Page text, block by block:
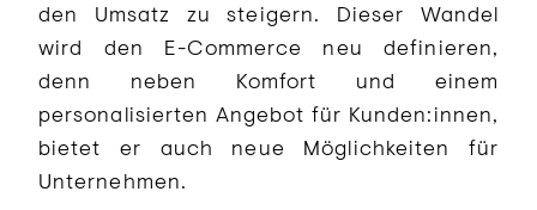
den Umsatz zu steigern. Dieser Wandel
wird den E-Commerce neu definieren,
denn neben Komfort und einem
personalisierten Angebot für Kunden:innen,
bietet er auch neue Möglichkeiten für
Unternehmen.